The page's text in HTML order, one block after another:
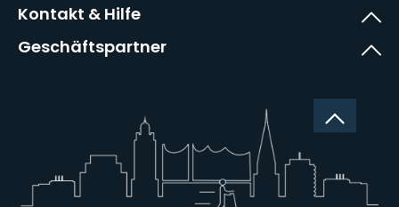
Kontakt & Hilfe
Geschäftspartner